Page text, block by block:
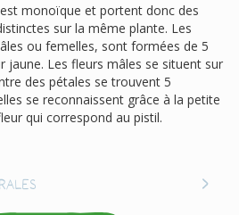
monoïque et portent donc des
sur la même plante. Les
ou femelles, sont formées de 5
jaune. Les fleurs mâles se situent sur
des pétales se trouvent 5
se reconnaissent grâce à la petite
qui correspond au pistil.